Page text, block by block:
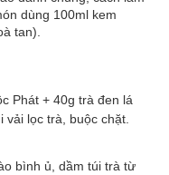
dùng 100ml kem
tan).
Phát + 40g trà đen lá
vải lọc trà, buộc chặt.
bình ủ, dầm túi trà từ